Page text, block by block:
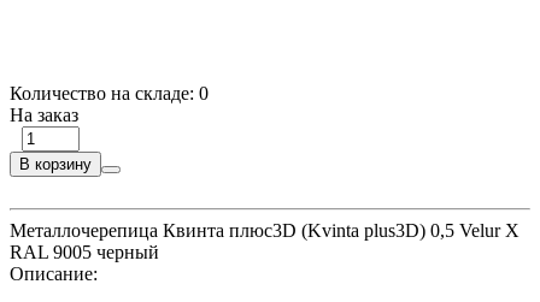
Количество на складе: 0
На заказ
В корзину
Металлочерепица Квинта плюс3D (Kvinta plus3D) 0,5 Velur X
RAL 9005 черный
Описание: